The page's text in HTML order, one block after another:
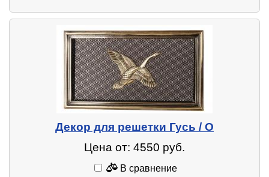
Декор для решетки Гусь / O
Цена от: 4550 руб.
В сравнение